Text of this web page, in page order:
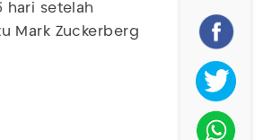
hari setelah
Mark Zuckerberg